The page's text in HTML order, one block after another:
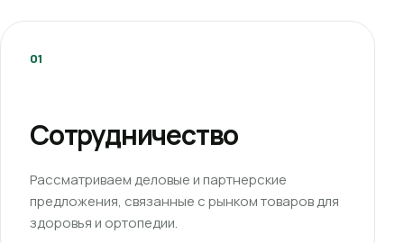
01
Сотрудничество
Рассматриваем деловые и партнерские
предложения, связанные с рынком товаров для
здоровья и ортопедии.